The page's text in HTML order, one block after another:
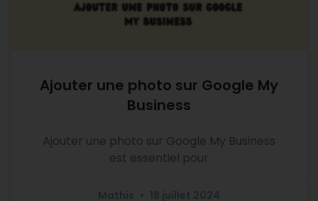
Ajouter une photo sur Google My
Business
Ajouter une photo sur Google My Business
est essentiel pour